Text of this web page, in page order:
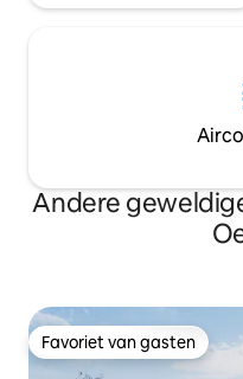
Andere
Favoriet van gasten
Favoriet van gasten